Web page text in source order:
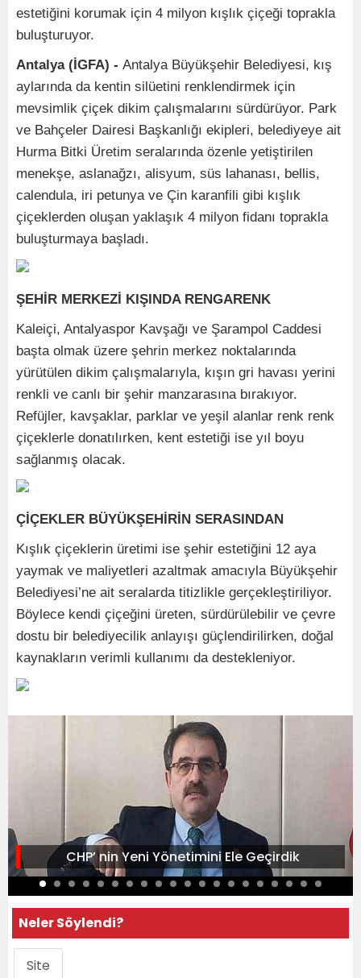
estetiğini korumak için 4 milyon kışlık çiçeği toprakla
buluşturuyor.
Antalya (İGFA) - Antalya Büyükşehir Belediyesi, kış
aylarında da kentin silüetini renklendirmek için
mevsimlik çiçek dikim çalışmalarını sürdürüyor. Park
ve Bahçeler Dairesi Başkanlığı ekipleri, belediyeye ait
Hurma Bitki Üretim seralarında özenle yetiştirilen
menekşe, aslanağzı, alisyum, süs lahanası, bellis,
calendula, iri petunya ve Çin karanfili gibi kışlık
çiçeklerden oluşan yaklaşık 4 milyon fidanı toprakla
buluşturmaya başladı.
ŞEHİR MERKEZİ KIŞINDA RENGARENK
Kaleiçi, Antalyaspor Kavşağı ve Şarampol Caddesi
başta olmak üzere şehrin merkez noktalarında
yürütülen dikim çalışmalarıyla, kışın gri havası yerini
renkli ve canlı bir şehir manzarasına bırakıyor.
Refüjler, kavşaklar, parklar ve yeşil alanlar renk renk
çiçeklerle donatılırken, kent estetiği ise yıl boyu
sağlanmış olacak.
ÇİÇEKLER BÜYÜKŞEHİRİN SERASINDAN
Kışlık çiçeklerin üretimi ise şehir estetiğini 12 aya
yaymak ve maliyetleri azaltmak amacıyla Büyükşehir
Belediyesi’ne ait seralarda titizlikle gerçekleştiriliyor.
Böylece kendi çiçeğini üreten, sürdürülebilir ve çevre
dostu bir belediyecilik anlayışı güçlendirilirken, doğal
kaynakların verimli kullanımı da destekleniyor.
CHP’ nin Yeni Yönetimini Ele Geçirdik
Neler Söylendi?
Site